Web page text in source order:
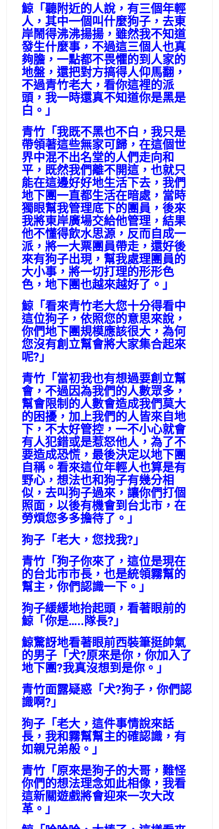
鯨「聽附近的人說，有三個年輕
人，其中一個叫什麼狗子，去東
岸鬧得沸沸揚揚，雖然我不知道
發生什麼事，不過這三個人也真
夠膽，一點都不畏懼的到人家的
地盤，還把對方搞得人仰馬翻，
不過青竹老大，看你這裡的派
頭，我一時還真不知道你是黑是
白。」
青竹「我既不黑也不白，我只是
帶領著這些無家可歸，在這個世
界中混不出名堂的人們走向和
平，既然我們離不開這，也就只
能在這邊好好地生活下去，我們
地下團一直都生活在暗處，當時
獨眼幫我管理底下的團員，後來
我將東岸廣場交給他管理，結果
他不懂得飲水思源，反而自成一
派，將一大票團員帶走，還好後
來有狗子出現，幫我處理團員的
大小事，將一切打理的形形色
色，地下團也越來越好了。」
鯨「看來青竹老大您十分得看中
這位狗子，依照您的意思來說，
你們地下團規模應該很大，為何
您沒有創立幫會將大家集合起來
呢?」
青竹「當初我也有想過要創立幫
會，不過因為我們的人數眾多，
幫會限制的人數會造成我們莫大
的困擾，加上我們的人皆來自地
下，不太好管控，一不小心就會
有人犯錯或是惹怒他人，為了不
要造成恐慌，最後決定以地下團
自稱。看來這位年輕人也算是有
野心，想法也和狗子有幾分相
似，去叫狗子過來，讓你們打個
照面，以後有機會到台北市，在
勞煩您多多擔待了。」
狗子「老大，您找我?」
青竹「狗子你來了，這位是現在
的台北市市長，也是統領霧幫的
幫主，你們認識一下。」
狗子緩緩地抬起頭，看著眼前的
鯨「你是…..隊長?」
鯨驚訝地看著眼前西裝筆挺帥氣
的男子「犬?原來是你，你加入了
地下團?我真沒想到是你。」
青竹面露疑惑「犬?狗子，你們認
識啊?」
狗子「老大，這件事情說來話
長，我和霧幫幫主的確認識，有
如親兄弟般。」
青竹「原來是狗子的大哥，難怪
你們的想法理念如此相像，我看
這新關遊戲將會迎來一次大改
革。」